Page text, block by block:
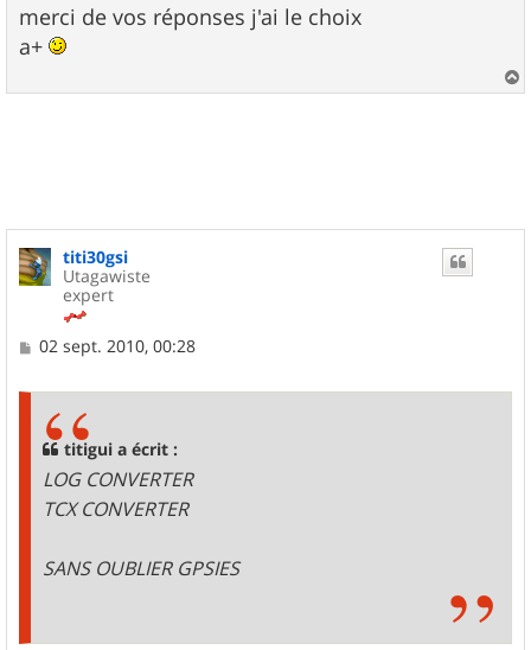
s
s
a
e
merci de vos réponses j'ai le choix
a+
a
titi30gsi
Utagawiste
expert
M
02 sept. 2010, 00:28
titigui a écrit :
LOG CONVERTER
TCX CONVERTER
SANS OUBLIER GPSIES